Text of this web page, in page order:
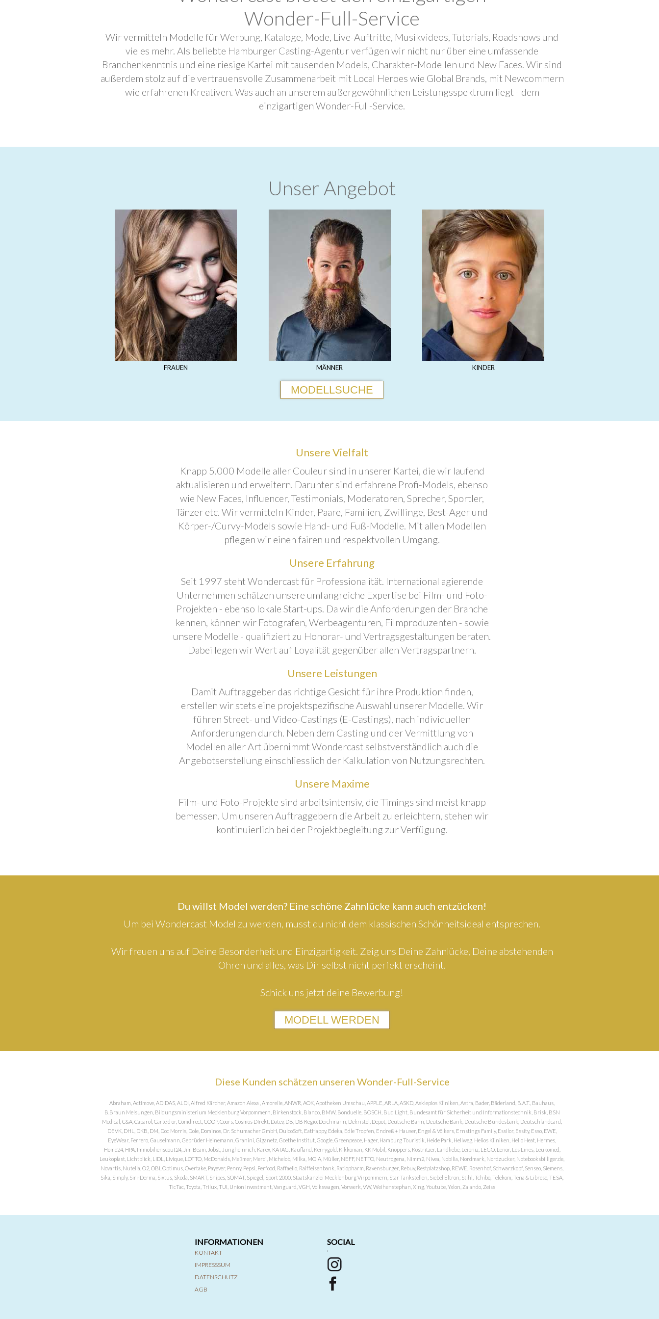
Wonder-Full-Service
Wir vermitteln Modelle für Werbung, Kataloge, Mode, Live-Auftritte, Musikvideos, Tutorials, Roadshows und
vieles mehr. Als beliebte Hamburger Casting-Agentur verfügen wir nicht nur über eine umfassende
Branchenkenntnis und eine riesige Kartei mit tausenden Models, Charakter-Modellen und New Faces. Wir sind
außerdem stolz auf die vertrauensvolle Zusammenarbeit mit Local Heroes wie Global Brands, mit Newcommern
wie erfahrenen Kreativen. Was auch an unserem außergewöhnlichen Leistungsspektrum liegt - dem
einzigartigen Wonder-Full-Service.
Unser Angebot
FRAUEN MÄNNER KINDER
MODELLSUCHE
Unsere Vielfalt
Knapp 5.000 Modelle aller Couleur sind in unserer Kartei, die wir laufend
aktualisieren und erweitern. Darunter sind erfahrene Profi-Models, ebenso
wie New Faces, Influencer, Testimonials, Moderatoren, Sprecher, Sportler,
Tänzer etc. Wir vermitteln Kinder, Paare, Familien, Zwillinge, Best-Ager und
Körper-/Curvy-Models sowie Hand- und Fuß-Modelle. Mit allen Modellen
pflegen wir einen fairen und respektvollen Umgang.
Unsere Erfahrung
Seit 1997 steht Wondercast für Professionalität. International agierende
Unternehmen schätzen unsere umfangreiche Expertise bei Film- und Foto-
Projekten - ebenso lokale Start-ups. Da wir die Anforderungen der Branche
kennen, können wir Fotografen, Werbeagenturen, Filmproduzenten - sowie
unsere Modelle - qualifiziert zu Honorar- und Vertragsgestaltungen beraten.
Dabei legen wir Wert auf Loyalität gegenüber allen Vertragspartnern.
Unsere Leistungen
Damit Auftraggeber das richtige Gesicht für ihre Produktion finden,
erstellen wir stets eine projektspezifische Auswahl unserer Modelle. Wir
führen Street- und Video-Castings (E-Castings), nach individuellen
Anforderungen durch. Neben dem Casting und der Vermittlung von
Modellen aller Art übernimmt Wondercast selbstverständlich auch die
Angebotserstellung einschliesslich der Kalkulation von Nutzungsrechten.
Unsere Maxime
Film- und Foto-Projekte sind arbeitsintensiv, die Timings sind meist knapp
bemessen. Um unseren Auftraggebern die Arbeit zu erleichtern, stehen wir
kontinuierlich bei der Projektbegleitung zur Verfügung.
Du willst Model werden? Eine schöne Zahnlücke kann auch entzücken!
Um bei Wondercast Model zu werden, musst du nicht dem klassischen Schönheitsideal entsprechen.
Wir freuen uns auf Deine Besonderheit und Einzigartigkeit. Zeig uns Deine Zahnlücke, Deine abstehenden
Ohren und alles, was Dir selbst nicht perfekt erscheint.
Schick uns jetzt deine Bewerbung!
MODELL WERDEN
Diese Kunden schätzen unseren Wonder-Full-Service
Abraham, Actimove, ADIDAS, ALDI, Alfred Kärcher, Amazon Alexa , Amorelie, ANWR, AOK, Apotheken Umschau, APPLE, ARLA, ASKD, Asklepios Kliniken, Astra, Bader, Bäderland, B.A.T., Bauhaus,
B.Braun Melsungen, Bildungsministerium Mecklenburg Vorpommern, Birkenstock, Blanco, BMW, Bonduelle, BOSCH, Bud Light, Bundesamt für Sicherheit und Informationstechnik, Brisk, BSN
Medical, C&A, Caparol, Carte d or, Comdirect, COOP, Coors, Cosmos DIrekt, Datev, DB, DB Regio, Deichmann, Dekristol, Depot, Deutsche Bahn, Deutsche Bank, Deutsche Bundesbank, Deutschlandcard,
DEVK, DHL, DKB, DM, Doc Morris, Dole, Dominos, Dr. Schumacher GmbH, DulcoSoft, EatHappy, Edeka, Edle Tropfen, Endreß + Hauser, Engel & Völkers, Ernstings Family, Essilor, Essity, Esso, EWE,
EyeWear, Ferrero, Gauselmann, Gebrüder Heinemann, Granini, Giganetz, Goethe Institut, Google, Greenpeace, Hager, Hamburg Touristik, Heide Park, Hellweg, Helios Kliniken, Hello Heat, Hermes,
Home24, HPA, Immobilienscout24, Jim Beam, Jobst, Jungheinrich, Karex, KATAG, Kaufland, Kerrygold, Kikkoman, KK Mobil, Knoppers, Köstritzer, Landliebe, Leibniz, LEGO, Lenor, Les Lines, Leukomed,
Leukoplast, Lichtblick, LIDL, Livique, LOTTO, McDonalds, Meßmer, Merci, Michelob, Milka, MOIA, Müller, NEFF, NETTO, Neutrogena, Nimm2, Nivea, Nobilia, Nordmark, Nordzucker, Notebooksbilliger.de,
Novartis, Nutella, O2, OBI, Optimus, Overtake, Payever, Penny, Pepsi, Perfood, Raffaello, Raiffeisenbank, Ratiopharm, Ravensburger, Rebuy, Restplatzshop, REWE, Rosenhof, Schwarzkopf, Senseo, Siemens,
Sika, Simply, Siri-Derma, Sixtus, Skoda, SMART, Snipes, SOMAT, Spiegel, Sport 2000, Staatskanzlei Mecklenburg Virpommern, Star Tankstellen, Siebel Eltron, Stihl, Tchibo, Telekom, Tena & Librese, TESA,
TicTac, Toyota, Trilux, TUI, Union Investment, Vanguard, VGH, Volkswagen, Vorwerk, VW, Weihenstephan, Xing, Youtube, Yxlon, Zalando, Zeiss
INFORMATIONEN
KONTAKT
IMPRESSSUM
DATENSCHUTZ
AGB
SOCIAL
'